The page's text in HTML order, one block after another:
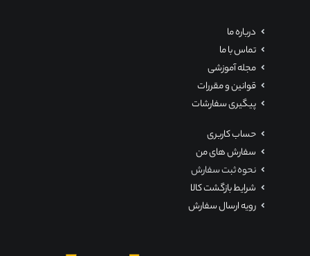
درباره ما
تماس با ما
مجله آموزشی
قوانین و مقررات
پیگیری سفارشات
حساب کاربری
سفارش های من
نحوه ثبت سفارش
شرایط بازگشت کالا
رویه ارسال سفارش